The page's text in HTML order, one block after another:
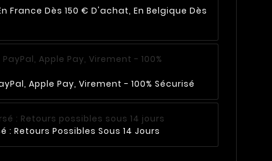
France Dès 150 € D'achat, En Belgique Dès
Apple Pay, Virement - 100% Sécurisé
: Retours Possibles Sous 14 Jours